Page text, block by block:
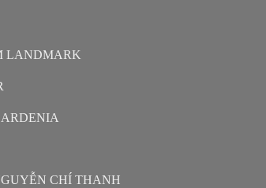
LANDMARK
CHÍ THANH